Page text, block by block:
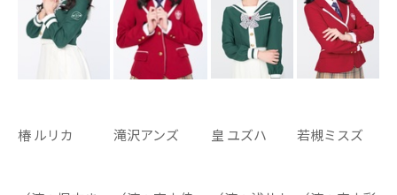
椿 ルリカ 滝沢アンズ 皇 ユズハ 若槻ミスズ